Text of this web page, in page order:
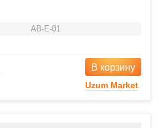
AB-E-01
В корзину
Uzum Market